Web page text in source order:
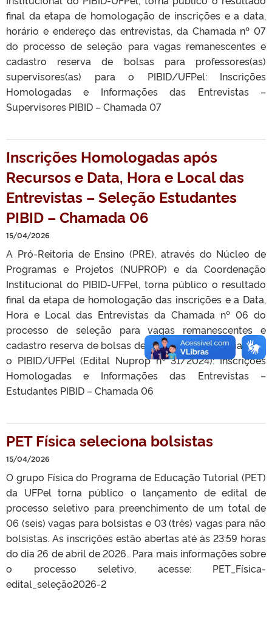
final da etapa de homologação de inscrições e a data,
horário e endereço das entrevistas, da Chamada nº 07
do processo de seleção para vagas remanescentes e
cadastro reserva de bolsas para professores(as)
supervisores(as) para o PIBID/UFPel: Inscrições
Homologadas e Informações das Entrevistas –
Supervisores PIBID – Chamada 07
Inscrições Homologadas após
Recursos e Data, Hora e Local das
Entrevistas – Seleção Estudantes
PIBID – Chamada 06
15/04/2026
A Pró-Reitoria de Ensino (PRE), através do Núcleo de
Programas e Projetos (NUPROP) e da Coordenação
Institucional do PIBID-UFPel, torna público o resultado
final da etapa de homologação das inscrições e a Data,
Hora e Local das Entrevistas da Chamada nº 06 do
processo de seleção para vagas remanescentes e
cadastro reserva de bolsas de iniciação à docência para
o PIBID/UFPel (Edital Nuprop n⁰ 31/2024): Inscrições
Homologadas e Informações das Entrevistas –
Estudantes PIBID – Chamada 06
PET Física seleciona bolsistas
15/04/2026
O grupo Física do Programa de Educação Tutorial (PET)
da UFPel torna público o lançamento de edital de
processo seletivo para preenchimento de um total de
06 (seis) vagas para bolsistas e 03 (três) vagas para não
bolsistas. As inscrições estão abertas até às 23:59 horas
do dia 26 de abril de 2026.. Para mais informações sobre
o processo seletivo, acesse: PET_Física-
edital_seleção2026-2